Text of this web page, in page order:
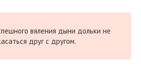
вяления дыни дольки не
друг с другом.